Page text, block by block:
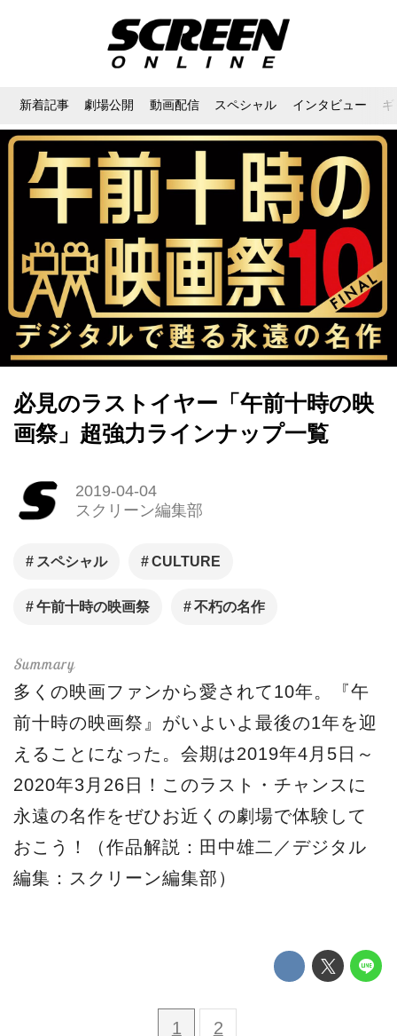
新着記事 劇場公開 動画配信 スペシャル インタビュー
必見のラストイヤー「午前十時の映
画祭」超強力ラインナップ一覧
2019-04-04
スクリーン編集部
スペシャル CULTURE
午前十時の映画祭 不朽の名作
多くの映画ファンから愛されて10年。『午
前十時の映画祭』がいよいよ最後の1年を迎
えることになった。会期は2019年4月5日～
2020年3月26日！このラスト・チャンスに
永遠の名作をぜひお近くの劇場で体験して
おこう！（作品解説：田中雄二／デジタル
編集：スクリーン編集部）
1 2